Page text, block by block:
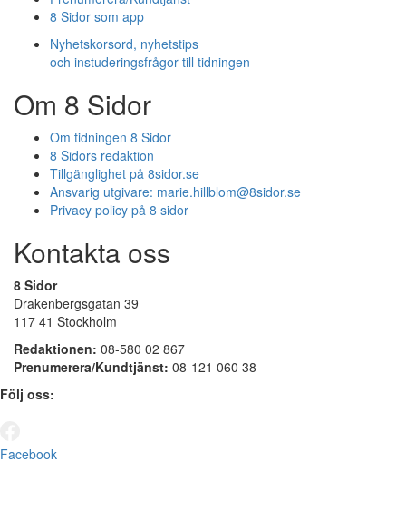
8 Sidor som app
Nyhetskorsord, nyhetstips
och instuderingsfrågor till tidningen
Om 8 Sidor
Om tidningen 8 Sidor
8 Sidors redaktion
Tillgänglighet på 8sidor.se
Ansvarig utgivare: marie.hillblom@8sidor.se
Privacy policy på 8 sidor
Kontakta oss
8 Sidor
Drakenbergsgatan 39
117 41 Stockholm
Redaktionen: 08-580 02 867
Prenumerera/Kundtjänst: 08-121 060 38
Följ oss:
Facebook